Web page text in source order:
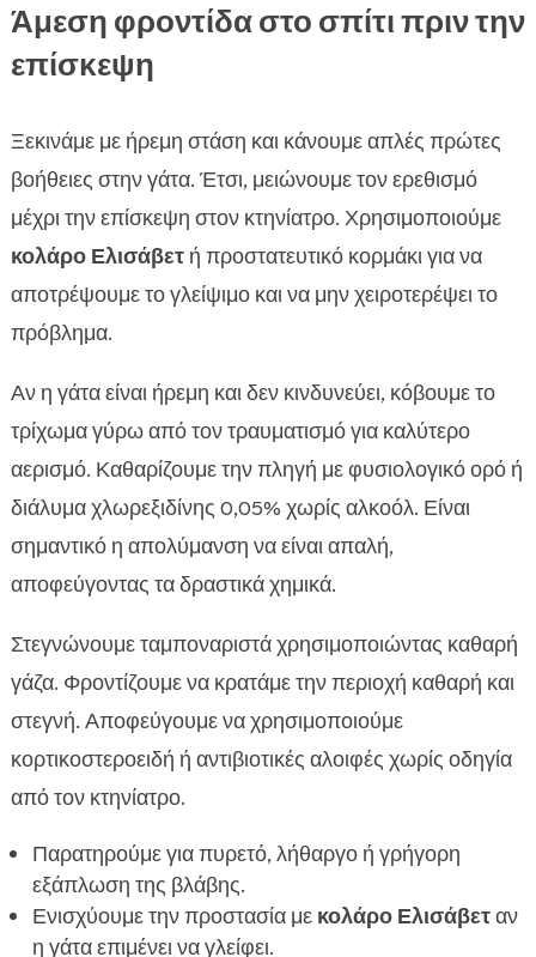
Άμεση φροντίδα στο σπίτι πριν την
επίσκεψη
Ξεκινάμε με ήρεμη στάση και κάνουμε απλές πρώτες
βοήθειες στην γάτα. Έτσι, μειώνουμε τον ερεθισμό
μέχρι την επίσκεψη στον κτηνίατρο. Χρησιμοποιούμε
κολάρο Ελισάβετή προστατευτικό κορμάκι για να
αποτρέψουμε το γλείψιμο και να μην χειροτερέψει το
πρόβλημα.
Αν η γάτα είναι ήρεμη και δεν κινδυνεύει, κόβουμε το
τρίχωμα γύρω από τον τραυματισμό για καλύτερο
αερισμό. Καθαρίζουμε την πληγή με φυσιολογικό ορό ή
διάλυμα χλωρεξιδίνης 0,05% χωρίς αλκοόλ. Είναι
σημαντικό η απολύμανση να είναι απαλή,
αποφεύγοντας τα δραστικά χημικά.
Στεγνώνουμε ταμποναριστά χρησιμοποιώντας καθαρή
γάζα. Φροντίζουμε να κρατάμε την περιοχή καθαρή και
στεγνή. Αποφεύγουμε να χρησιμοποιούμε
κορτικοστεροειδή ή αντιβιοτικές αλοιφές χωρίς οδηγία
από τον κτηνίατρο.
Παρατηρούμε για πυρετό, λήθαργο ή γρήγορη
εξάπλωση της βλάβης.
Ενισχύουμε την προστασία με κολάρο Ελισάβεταν
η γάτα επιμένει να γλείφει.